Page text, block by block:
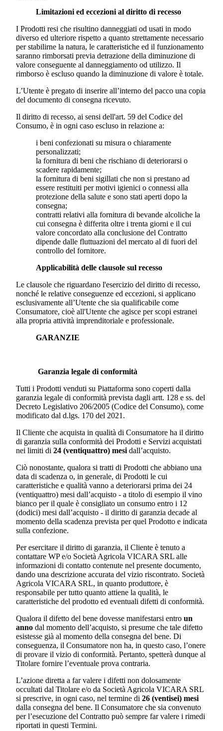
Limitazioni ed eccezioni al diritto di recesso
I Prodotti resi che risultino danneggiati od usati in modo
diverso ed ulteriore rispetto a quanto strettamente necessario
per stabilirne la natura, le caratteristiche ed il funzionamento
saranno rimborsati previa detrazione della diminuzione di
valore conseguente al danneggiamento od utilizzo. Il
rimborso è escluso quando la diminuzione di valore è totale.
L’Utente è pregato di inserire all’interno del pacco una copia
del documento di consegna ricevuto.
Il diritto di recesso, ai sensi dell'art. 59 del Codice del
Consumo, è in ogni caso escluso in relazione a:
i beni confezionati su misura o chiaramente
personalizzati;
la fornitura di beni che rischiano di deteriorarsi o
scadere rapidamente;
la fornitura di beni sigillati che non si prestano ad
essere restituiti per motivi igienici o connessi alla
protezione della salute e sono stati aperti dopo la
consegna;
contratti relativi alla fornitura di bevande alcoliche la
cui consegna è differita oltre i trenta giorni e il cui
valore concordato alla conclusione del Contratto
dipende dalle fluttuazioni del mercato al di fuori del
controllo del fornitore.
Applicabilità delle clausole sul recesso
Le clausole che riguardano l'esercizio del diritto di recesso,
nonché le relative conseguenze ed eccezioni, si applicano
esclusivamente all’Utente che sia qualificabile come
Consumatore, cioè all'Utente che agisce per scopi estranei
alla propria attività imprenditoriale e professionale.
GARANZIE
Garanzia legale di conformità
Tutti i Prodotti venduti su Piattaforma sono coperti dalla
garanzia legale di conformità prevista dagli artt. 128 e ss. del
Decreto Legislativo 206/2005 (Codice del Consumo), come
modificato dal d.lgs. 170 del 2021.
Il Cliente che acquista in qualità di Consumatore ha il diritto
di garanzia sulla conformità dei Prodotti e Servizi acquistati
nei limiti di 24 (ventiquattro) mesi dall’acquisto.
Ciò nonostante, qualora si tratti di Prodotti che abbiano una
data di scadenza o, in generale, di Prodotti le cui
caratteristiche e qualità vanno a deteriorarsi prima dei 24
(ventiquattro) mesi dall’acquisto - a titolo di esempio il vino
bianco per il quale è consigliato un consumo entro i 12
(dodici) mesi dall’acquisto - il diritto di garanzia decade al
momento della scadenza prevista per quel Prodotto e indicata
sulla confezione.
Per esercitare il diritto di garanzia, il Cliente è tenuto a
contattare WP e/o Società Agricola VICARA SRL alle
informazioni di contatto contenute nel presente documento,
dando una descrizione accurata del vizio riscontrato. Società
Agricola VICARA SRL, in quanto produttore, è
responsabile per tutto quanto attiene la qualità, le
caratteristiche del prodotto ed eventuali difetti di conformità.
Qualora il difetto del bene dovesse manifestarsi entro un
anno dal momento dell’acquisto, si presume che tale difetto
esistesse già al momento della consegna del bene. Di
conseguenza, il Consumatore non ha, in questo caso, l’onere
di provare il vizio di conformità. Pertanto, spetterà dunque al
Titolare fornire l’eventuale prova contraria.
L’azione diretta a far valere i difetti non dolosamente
occultati dal Titolare e/o da Società Agricola VICARA SRL
si prescrive, in ogni caso, nel termine di 26 (ventisei) mesi
dalla consegna del bene. Il Consumatore che sia convenuto
per l’esecuzione del Contratto può sempre far valere i rimedi
riportati in questi Termini.